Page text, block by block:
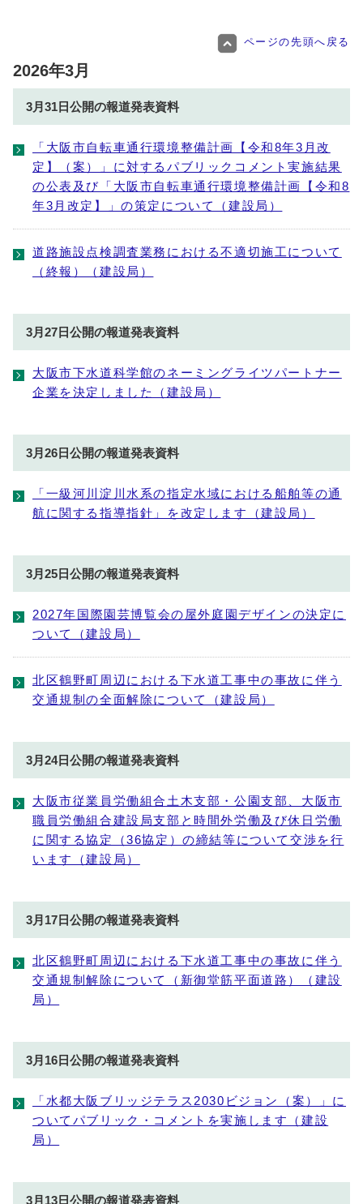
ページの先頭へ戻る
2026年3月
3月31日公開の報道発表資料
「大阪市自転車通行環境整備計画【令和8年3月改
定】（案）」に対するパブリックコメント実施結果
の公表及び「大阪市自転車通行環境整備計画【令和8
年3月改定】」の策定について（建設局）
道路施設点検調査業務における不適切施工について
（終報）（建設局）
3月27日公開の報道発表資料
大阪市下水道科学館のネーミングライツパートナー
企業を決定しました（建設局）
3月26日公開の報道発表資料
「一級河川淀川水系の指定水域における船舶等の通
航に関する指導指針」を改定します（建設局）
3月25日公開の報道発表資料
2027年国際園芸博覧会の屋外庭園デザインの決定に
ついて（建設局）
北区鶴野町周辺における下水道工事中の事故に伴う
交通規制の全面解除について（建設局）
3月24日公開の報道発表資料
大阪市従業員労働組合土木支部・公園支部、大阪市
職員労働組合建設局支部と時間外労働及び休日労働
に関する協定（36協定）の締結等について交渉を行
います（建設局）
3月17日公開の報道発表資料
北区鶴野町周辺における下水道工事中の事故に伴う
交通規制解除について（新御堂筋平面道路）（建設
局）
3月16日公開の報道発表資料
「水都大阪ブリッジテラス2030ビジョン（案）」に
ついてパブリック・コメントを実施します（建設
局）
3月13日公開の報道発表資料